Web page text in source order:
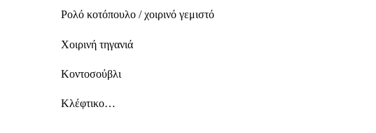
Ρολό κοτόπουλο / χοιρινό γεμιστό
Χοιρινή τηγανιά
Κοντοσούβλι
Κλέφτικο…